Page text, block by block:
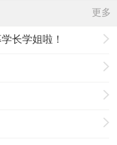
更多
长学姐啦！